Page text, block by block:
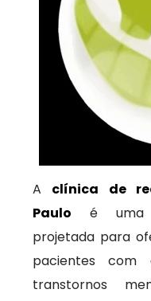
A clínica de
Paulo é uma
projetada para
pacientes com
transtornos